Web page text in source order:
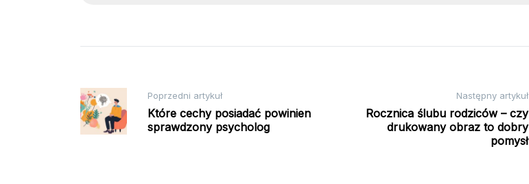
Nawigacja
wpisu
Poprzedni artykuł
Które cechy posiadać powinien
sprawdzony psycholog
Następny artykuł
Rocznica ślubu rodziców – czy
drukowany obraz to dobry
pomysł